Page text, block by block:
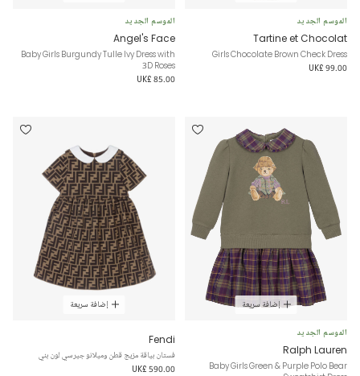
الموسم الجديد
Tartine et Chocolat
Girls Chocolate Brown Check Dress
UK£ 99.00
الموسم الجديد
Angel's Face
Baby Girls Burgundy Tulle Ivy Dress with
3D Roses
UK£ 85.00
إضافة سريعة
الموسم الجديد
Ralph Lauren
Baby Girls Green & Purple Polo Bear
إضافة سريعة
Fendi
فستان بياقة مزيج قطن وميلانو جيرسي لون بني
UK£ 590.00